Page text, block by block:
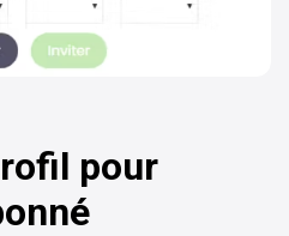
pour